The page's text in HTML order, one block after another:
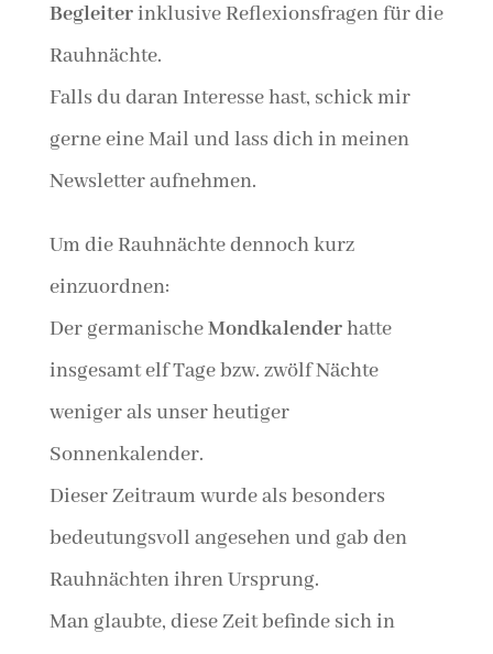
Begleiterinklusive Reflexionsfragen für die
Rauhnächte.
Falls du daran Interesse hast, schick mir
gerne eine Mail und lass dich in meinen
Newsletter aufnehmen.
Um die Rauhnächte dennoch kurz
einzuordnen:
Der germanischeMondkalenderhatte
insgesamt elf Tage bzw. zwölf Nächte
weniger als unser heutiger
Sonnenkalender.
Dieser Zeitraum wurde als besonders
bedeutungsvoll angesehen und gab den
Rauhnächten ihren Ursprung.
Man glaubte, diese Zeit befinde sich in